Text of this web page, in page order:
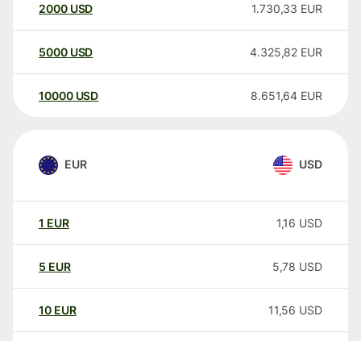
2000 USD 1.730,33 EUR
5000 USD 4.325,82 EUR
10000 USD 8.651,64 EUR
EUR USD
1 EUR 1,16 USD
5 EUR 5,78 USD
10 EUR 11,56 USD